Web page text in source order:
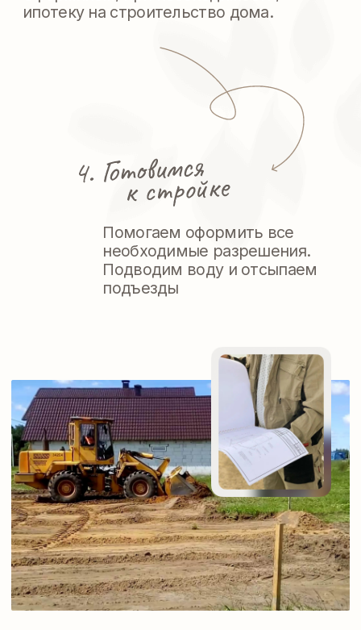
Постоянный
контроль качества
Полная комплектация
материалами и организация
доставки